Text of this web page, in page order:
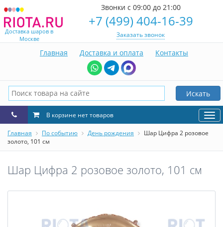
Доставка шаров в
Москве
Звонки с 09:00 до 21:00
+7 (499) 404-16-39
Заказать звонок
Главная Доставка и оплата Контакты
Искать
В корзине нет товаров
Главная По событию День рождения
Шар Цифра 2 розовое
золото, 101 см
Шар Цифра 2 розовое золото, 101 см